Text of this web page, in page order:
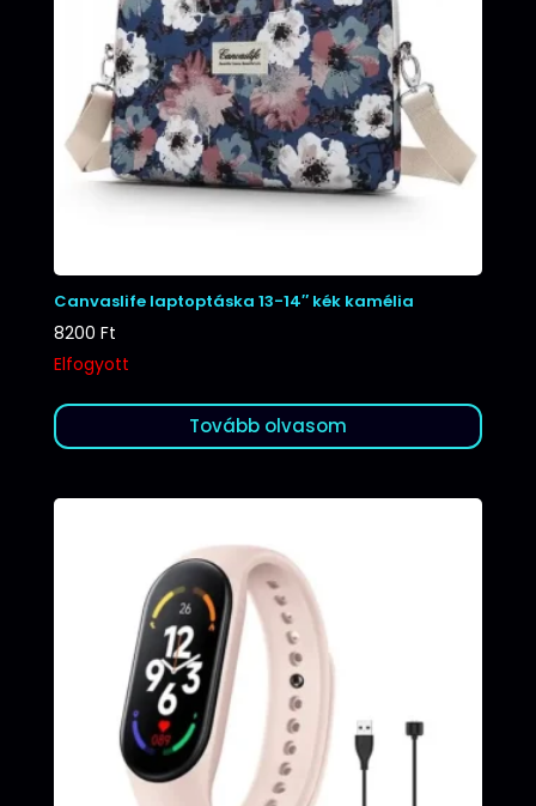
Canvaslife laptoptáska 13-14″ kék kamélia
8200 Ft
Elfogyott
Tovább olvasom